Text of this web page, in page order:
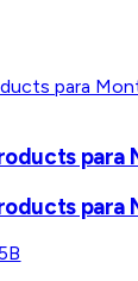
para
para